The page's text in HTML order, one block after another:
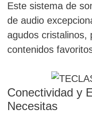
Este sistema de
de audio
agudos cristalinos,
contenidos
Conectividad y
Necesitas